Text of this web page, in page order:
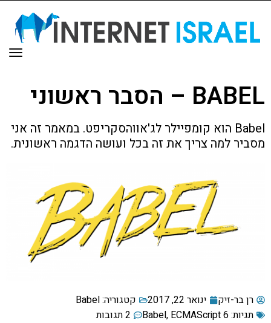
BABEL – הסבר ראשוני
Babel הוא קומפיילר לג'אווהסקריפט. במאמר זה אני
מסביר למה צריך את זה בכל ועושה הדגמה ראשונית.
רן בר-זיק ינואר 22, 2017 קטגוריה:Babel
תגיות:
Babel, ECMAScript 6
2 תגובות